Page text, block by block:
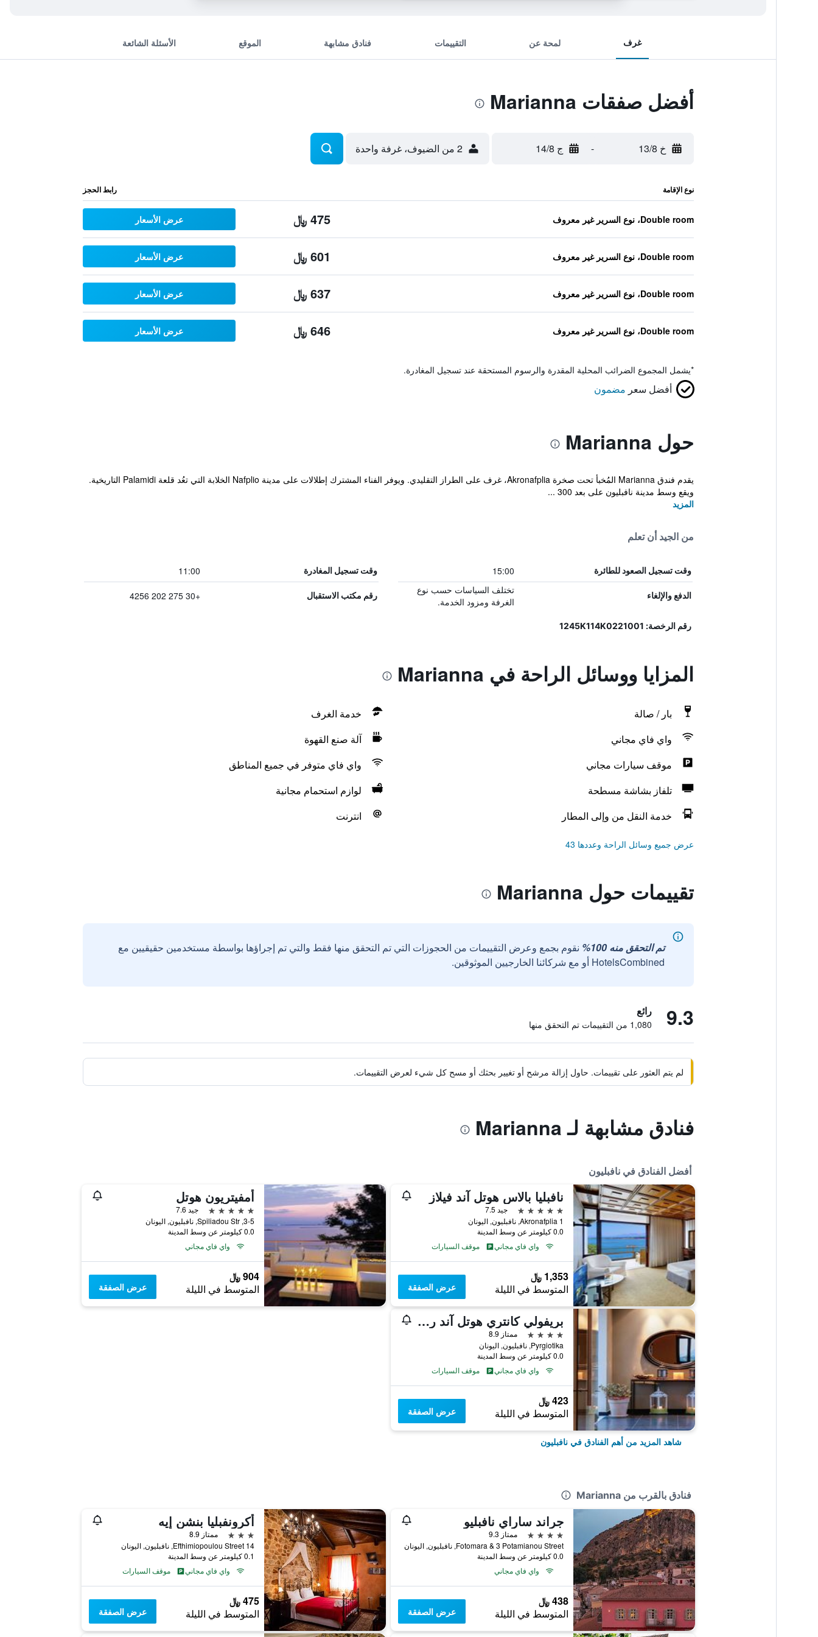
غرف لمحة عن التقييمات فنادق مشابهة الموقع الأسئلة الشائعة
أفضل صفقات Marianna
خ 13/8 - ج 14/8 2 من الضيوف، غرفة واحدة
نوع الإقامة رابط الحجز
Double room، نوع السرير غير معروف 475 ﷼ عرض الأسعار
Double room، نوع السرير غير معروف 601 ﷼ عرض الأسعار
Double room، نوع السرير غير معروف 637 ﷼ عرض الأسعار
Double room، نوع السرير غير معروف 646 ﷼ عرض الأسعار
*يشمل المجموع الضرائب المحلية المقدرة والرسوم المستحقة عند تسجيل المغادرة.
أفضل سعر مضمون
حول Marianna
يقدم فندق Marianna المُخبأ تحت صخرة Akronafplia، غرف على الطراز التقليدي. ويوفر الفناء المشترك إطلالات على مدينة Nafplio الخلابة التي تعُد قلعة Palamidi التاريخية.
ويقع وسط مدينة نافبليون على بعد 300 ...
المزيد
من الجيد أن تعلم
وقت تسجيل الصعود للطائرة 15:00 وقت تسجيل المغادرة 11:00
الدفع والإلغاء
تختلف السياسات حسب نوع
الغرفة ومزود الخدمة.
رقم مكتب الاستقبال +30 275 202 4256
رقم الرخصة: 1245K114K0221001
المزايا ووسائل الراحة في Marianna
بار / صالة
خدمة الغرف
واي فاي مجاني
آلة صنع القهوة
موقف سيارات مجاني
واي فاي متوفر في جميع المناطق
تلفاز بشاشة مسطحة
لوازم استحمام مجانية
خدمة النقل من وإلى المطار
انترنت
عرض جميع وسائل الراحة وعددها 43
تقييمات حول Marianna
تم التحقق منه 100%
نقوم بجمع وعرض التقييمات من الحجوزات التي تم التحقق منها فقط والتي تم إجراؤها بواسطة مستخدمين حقيقيين مع
HotelsCombined أو مع شركائنا الخارجيين الموثوقين.
9.3 رائع
1,080 من التقييمات تم التحقق منها
لم يتم العثور على تقييمات. حاول إزالة مرشح أو تغيير بحثك أو مسح كل شيء لعرض التقييمات.
فنادق مشابهة لـ Marianna
أفضل الفنادق في نافبليون
نافبليا بالاس هوتل آند فيلاز
5 نجوم
جيد 7.5
Akronafplia 1, نافبليون, اليونان
0.0 كيلومتر عن وسط المدينة
واي فاي مجاني
موقف السيارات
1,353 ﷼
المتوسط في الليلة عرض الصفقة
أمفيتريون هوتل
5 نجوم
جيد 7.6
3-5, Spiliadou Str, نافبليون, اليونان
0.0 كيلومتر عن وسط المدينة
واي فاي مجاني
904 ﷼
المتوسط في الليلة عرض الصفقة
بريفولي كانتري هوتل آند ريتريت
4 نجوم
ممتاز 8.9
Pyrgiotika, نافبليون, اليونان
0.0 كيلومتر عن وسط المدينة
واي فاي مجاني
موقف السيارات
423 ﷼
المتوسط في الليلة عرض الصفقة
شاهد المزيد من أهم الفنادق في نافبليون
فنادق بالقرب من Marianna
جراند ساراي نافبليو
4 نجوم
ممتاز 9.3
Fotomara & 3 Potamianou Street, نافبليون, اليونان
0.0 كيلومتر عن وسط المدينة
واي فاي مجاني
438 ﷼
المتوسط في الليلة عرض الصفقة
أكرونفبليا بنشن إيه
3 نجوم
ممتاز 8.9
14 Efthimiopoulou Street, نافبليون, اليونان
0.1 كيلومتر عن وسط المدينة
واي فاي مجاني
موقف السيارات
475 ﷼
المتوسط في الليلة عرض الصفقة